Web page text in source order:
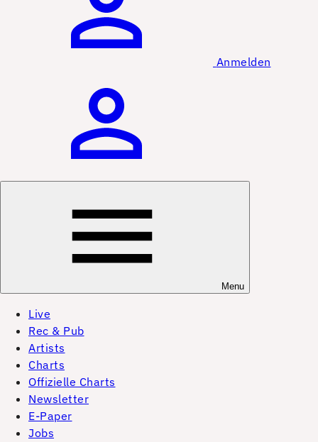
Anmelden
Menu
Live
Rec & Pub
Artists
Charts
Offizielle Charts
Newsletter
E-Paper
Jobs